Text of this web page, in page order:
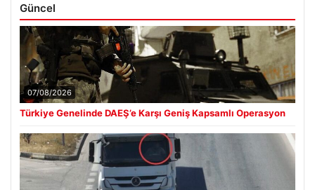
Güncel
07/08/2026
Türkiye Genelinde DAEŞ’e Karşı Geniş Kapsamlı Operasyon